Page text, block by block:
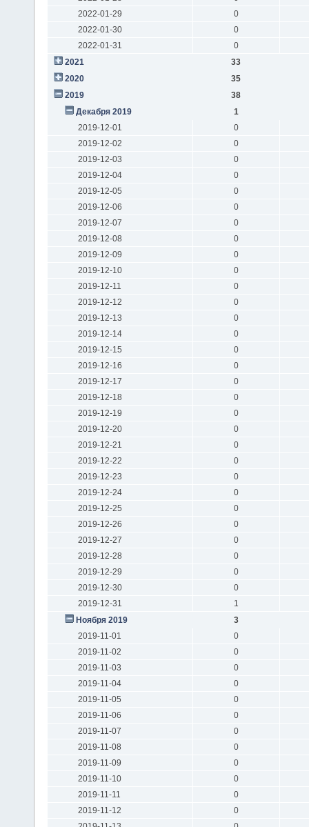
2022-01-29
0
2022-01-30
0
2022-01-31
0
2021
33
2020
35
2019
38
Декабря 2019
1
2019-12-01
0
2019-12-02
0
2019-12-03
0
2019-12-04
0
2019-12-05
0
2019-12-06
0
2019-12-07
0
2019-12-08
0
2019-12-09
0
2019-12-10
0
2019-12-11
0
2019-12-12
0
2019-12-13
0
2019-12-14
0
2019-12-15
0
2019-12-16
0
2019-12-17
0
2019-12-18
0
2019-12-19
0
2019-12-20
0
2019-12-21
0
2019-12-22
0
2019-12-23
0
2019-12-24
0
2019-12-25
0
2019-12-26
0
2019-12-27
0
2019-12-28
0
2019-12-29
0
2019-12-30
0
2019-12-31
1
Ноября 2019
3
2019-11-01
0
2019-11-02
0
2019-11-03
0
2019-11-04
0
2019-11-05
0
2019-11-06
0
2019-11-07
0
2019-11-08
0
2019-11-09
0
2019-11-10
0
2019-11-11
0
2019-11-12
0